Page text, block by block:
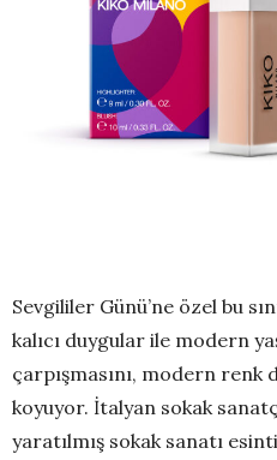
Sevgililer Günü’ne özel bu
kalıcı duygular ile modern
çarpışmasını, modern renk
koyuyor. İtalyan sokak
yaratılmış sokak sanatı